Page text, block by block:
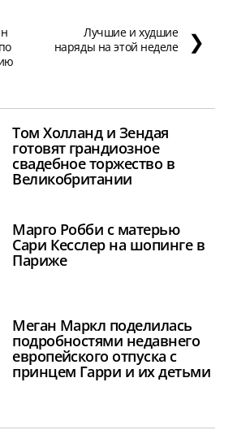
Лучшие и худшие
наряды на этой неделе
❯
Том Холланд и Зендая
готовят грандиозное
свадебное торжество в
Великобритании
Марго Робби с матерью
Сари Кесслер на шопинге в
Париже
Меган Маркл поделилась
подробностями недавнего
европейского отпуска с
принцем Гарри и их детьми